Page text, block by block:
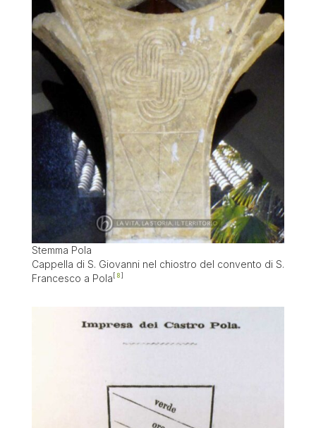
Stemma Pola
Cappella di S. Giovanni nel chiostro del convento di S.
Francesco a Pola
8